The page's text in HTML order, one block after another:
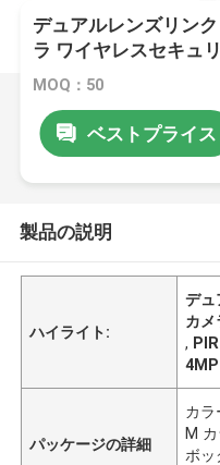
デュアルレンズリン
ラ ワイヤレスセキュ
メラ
MOQ：50
ベストプライス
製品の説明
ハイライト:
デュ
カメ
,
4MP
パッケージの詳細
カラ
M
ボ